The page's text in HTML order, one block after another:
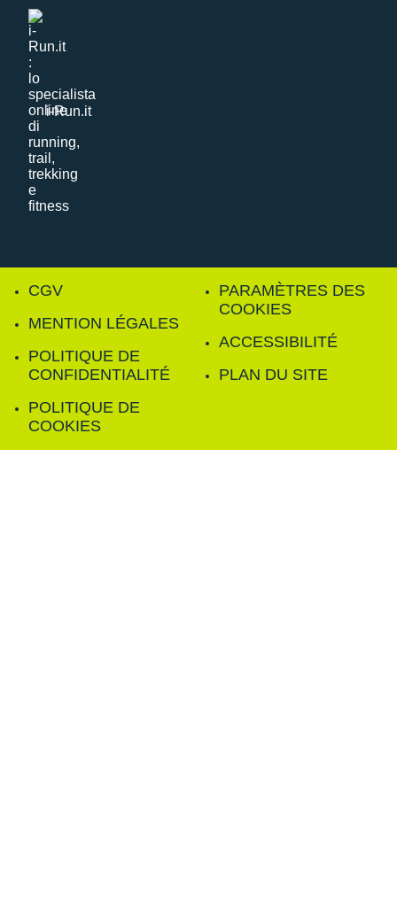
i-Run.it
CGV
MENTION LÉGALES
POLITIQUE DE
CONFIDENTIALITÉ
POLITIQUE DE
COOKIES
PARAMÈTRES DES
COOKIES
ACCESSIBILITÉ
PLAN DU SITE